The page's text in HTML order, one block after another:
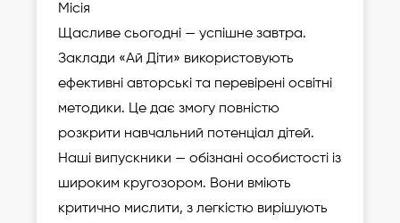
Місія
Щасливе сьогодні — успішне завтра.
Заклади «Ай Діти» використовують
ефективні авторські та перевірені освітні
методики. Це дає змогу повністю
розкрити навчальний потенціал дітей.
Наші випускники — обізнані особистості із
широким кругозором. Вони вміють
критично мислити, з легкістю вирішують